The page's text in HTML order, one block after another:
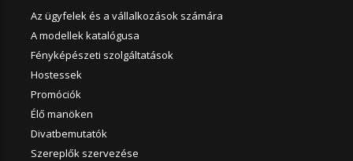
Az ügyfelek és a vállalkozások számára
A modellek katalógusa
Fényképészeti szolgáltatások
Hostessek
Promóciók
Élő manöken
Divatbemutatók
Szereplők szervezése